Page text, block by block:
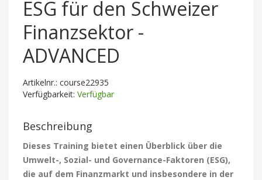
ESG für den Schweizer
Finanzsektor -
ADVANCED
Artikelnr.: course22935
Verfügbarkeit: Verfügbar
Beschreibung
Dieses Training bietet einen Überblick über die
Umwelt-, Sozial- und Governance-Faktoren (ESG),
die auf dem Finanzmarkt und insbesondere in der